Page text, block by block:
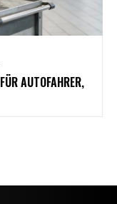
AUTOFAHRER,